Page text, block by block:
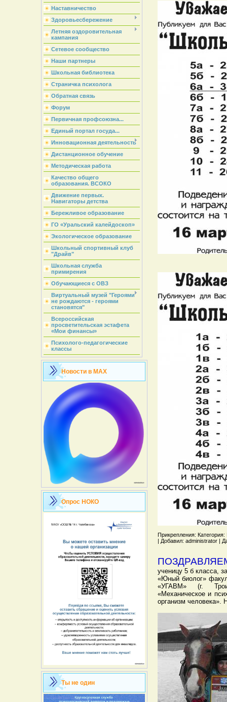
Наставничество
Здоровьесбережение
Летняя оздоровительная
кампания
Сетевое сообщество
Наши партнеры
Школьная библиотека
Страничка психолога
Обратная связь
Форум
Первичная профсоюзна...
Единый портал госуда...
Инновационная деятельность
Дистанционное обучение
Методическая работа
Качество общего
образования. ВСОКО
Движение первых.
Навигаторы детства
Бережливое образование
ГО «Уральский калейдоскоп»
Экологическое образование
Школьный спортивный клуб
"Драйв"
Школьная служба
примирения
Обучающиеся с ОВЗ
Виртуальный музей "Героями
не рождаются - героями
становятся"
Всероссийская
просветительская эстафета
«Мои финансы»
Психолого-педагогические
классы
Новости в MAX
Опрос НОКО
Ты не один
Прикрепления:
| Добавил: administrator |
ученицу 5 б класса,
«Юный биолог»
«УГАВМ» (г.
«Механическое и
организм человека».